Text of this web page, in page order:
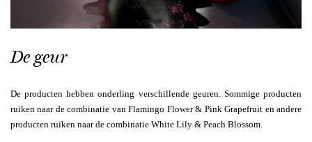
De geur
De producten hebben onderling verschillende geuren. Sommige producten
ruiken naar de combinatie van Flamingo Flower & Pink Grapefruit en andere
producten ruiken naar de combinatie White Lily & Peach Blossom.